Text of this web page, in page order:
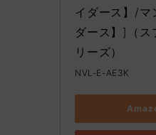
イダース】/マ
ダース】]（ス
リーズ）
NVL-E-AE3K